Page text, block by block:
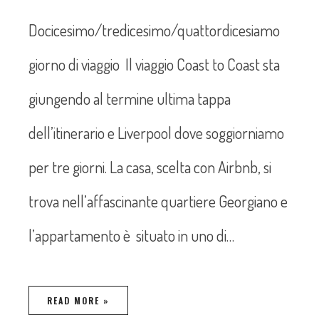
Docicesimo/tredicesimo/quattordicesiamo
giorno di viaggio Il viaggio Coast to Coast sta
giungendo al termine ultima tappa
dell’itinerario e Liverpool dove soggiorniamo
per tre giorni. La casa, scelta con Airbnb, si
trova nell’affascinante quartiere Georgiano e
l’appartamento è situato in uno di…
READ MORE »